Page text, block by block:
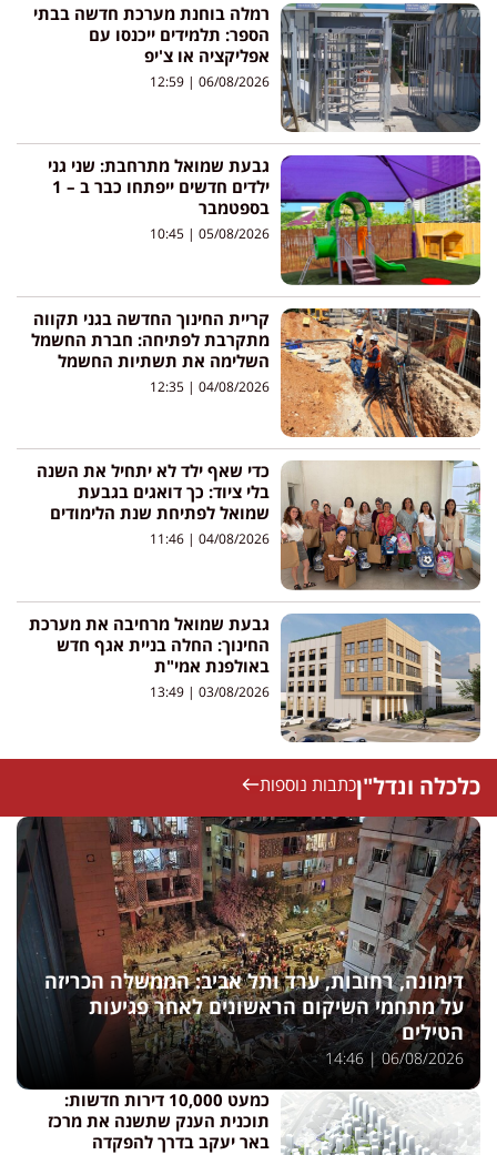
רמלה בוחנת מערכת חדשה בבתי
הספר: תלמידים ייכנסו עם
אפליקציה או צ'יפ
06/08/2026
גבעת שמואל מתרחבת: שני גני
ילדים חדשים ייפתחו כבר ב – 1
בספטמבר
05/08/2026
קריית החינוך החדשה בגני תקווה
מתקרבת לפתיחה: חברת החשמל
השלימה את תשתיות החשמל
04/08/2026
כדי שאף ילד לא יתחיל את השנה
בלי ציוד: כך דואגים בגבעת
שמואל לפתיחת שנת הלימודים
04/08/2026
גבעת שמואל מרחיבה את מערכת
החינוך: החלה בניית אגף חדש
באולפנת אמי"ת
03/08/2026
כלכלה ונדל"ןכתבות נוספות
דימונה, רחובות, ערד ותל אביב: הממשלה הכריזה
על מתחמי השיקום הראשונים לאחר פגיעות
הטילים
06/08/2026
כמעט 10,000 דירות חדשות:
תוכנית הענק שתשנה את מרכז
באר יעקב בדרך להפקדה